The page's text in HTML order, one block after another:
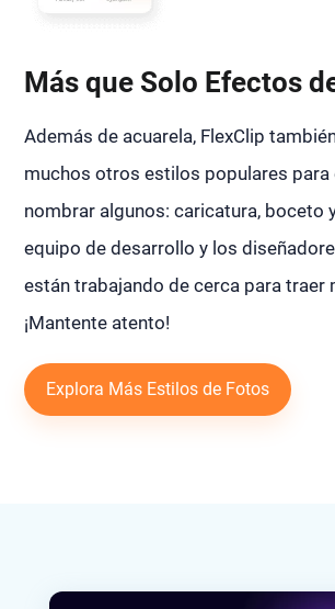
Más que Solo Efectos
Además de acuarela, FlexClip
muchos otros estilos populares para
nombrar algunos: caricatura, boceto
equipo de desarrollo y los
están trabajando de cerca para traer
¡Mantente atento!
Explora Más Estilos de Fotos